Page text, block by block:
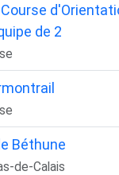
de 2
Béthune
de-Calais